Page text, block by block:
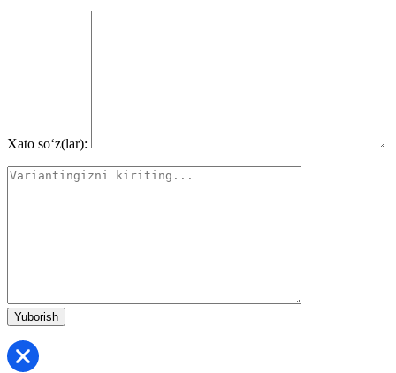
Xato so‘z(lar):